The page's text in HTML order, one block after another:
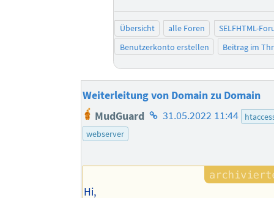
Übersicht alle Foren
SELFHTML-
Benutzerkonto erstellen
Beitrag im
Weiterleitung von Domain zu Domain
MudGuard Homepage
31.05.2022 11:44
webserver
Hi,